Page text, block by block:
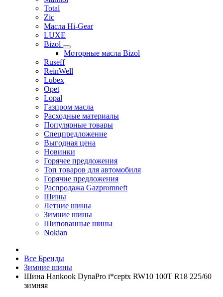
Total
Zic
Масла Hi-Gear
LUXE
Bizol
Моторные масла Bizol
Ruseff
ReinWell
Lubex
Opet
Lopal
Газпром масла
Расходные материалы
Популярные товары
Спецпредложение
Выгодная цена
Новинки
Горячее предложения
Топ товаров для автомобиля
Горячие предложения
Распродажа Gazpromneft
Шины
Летние шины
Зимние шины
Шипованные шины
Nokian
Все Бренды
Зимние шины
Шина Hankook DynaPro i*ceptx RW10 100T R18 225/60
зимняя